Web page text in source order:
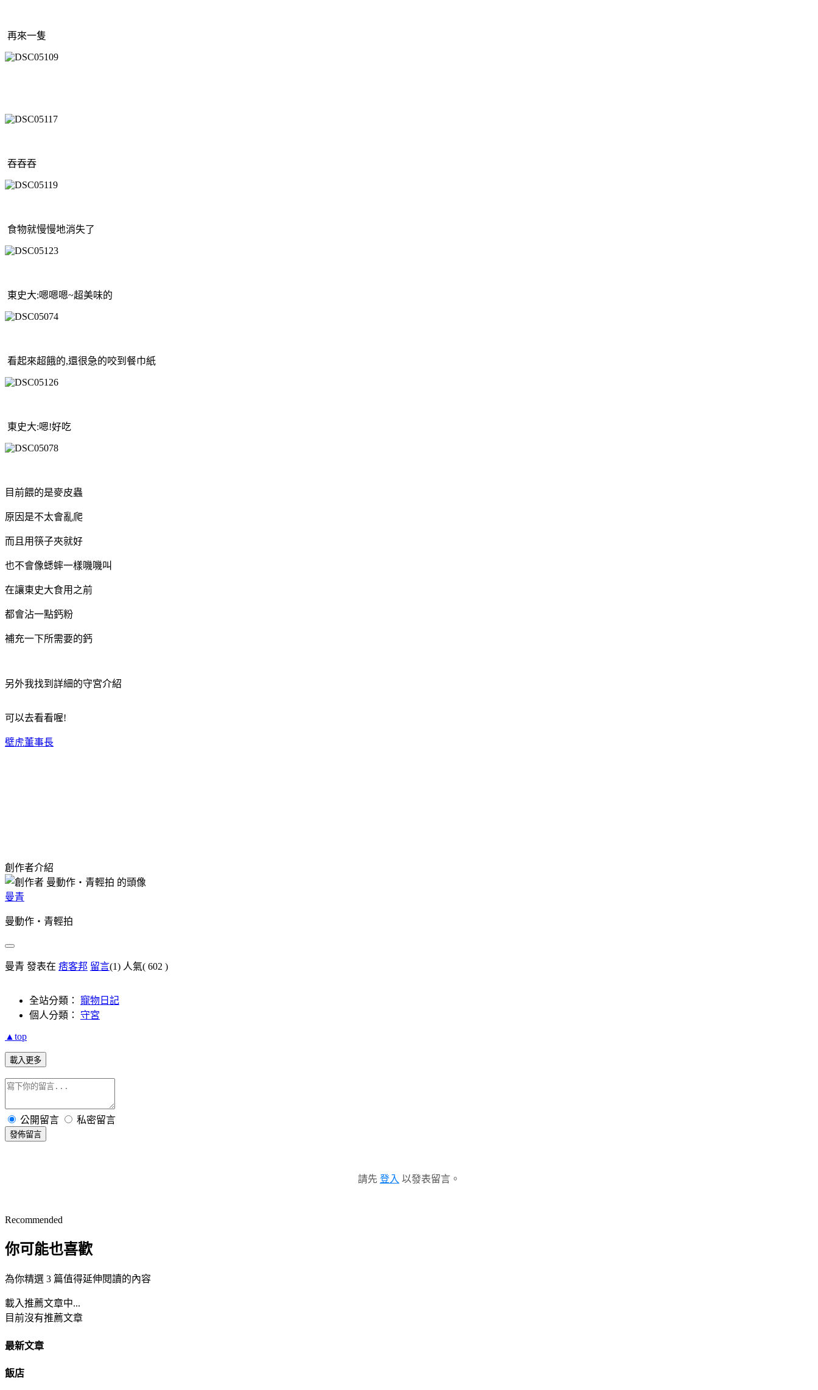
再來一隻
吞吞吞
食物就慢慢地消失了
東史大:嗯嗯嗯~超美味的
看起來超餓的,還很急的咬到餐巾紙
東史大:嗯!好吃
目前餵的是麥皮蟲
原因是不太會亂爬
而且用筷子夾就好
也不會像蟋蟀一樣嘰嘰叫
在讓東史大食用之前
都會沾一點鈣粉
補充一下所需要的鈣
另外我找到詳細的守宮介紹
可以去看看喔!
壁虎董事長
創作者介紹
曼青
曼動作‧青輕拍
曼青 發表在 痞客邦 留言(1) 人氣( 602 )
全站分類： 寵物日記
個人分類： 守宮
▲top
載入更多
公開留言 私密留言
發佈留言
請先 登入 以發表留言。
Recommended
你可能也喜歡
為你精選 3 篇值得延伸閱讀的內容
載入推薦文章中...
目前沒有推薦文章
最新文章
飯店